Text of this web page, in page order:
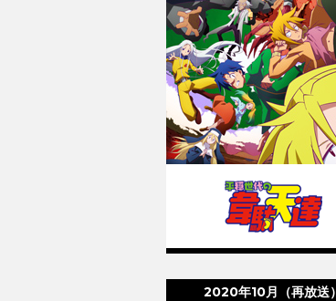
2020年10月（再放送）